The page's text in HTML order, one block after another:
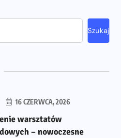
Szukaj
16 CZERWCA, 2026
warsztatów
– nowoczesne